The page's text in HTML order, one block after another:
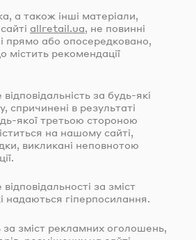
а також інші матеріали,
allretail.ua, не повинні
прямо або опосередковано,
містить рекомендації
за будь-які
спричинені в результаті
якої третьою стороною
на нашому сайті,
викликані неповнотою
за зміст
надаються гіперпосилання.
за зміст рекламних оголошень,